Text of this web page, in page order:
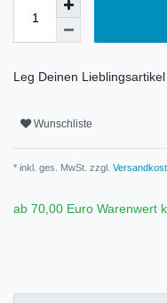
Leg Deinen
Wunschliste
* inkl. ges. MwSt. zzgl.
ab 70,00 Euro Warenwert